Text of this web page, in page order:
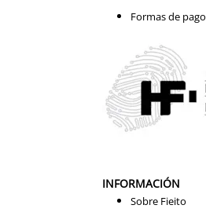
Formas de pago
INFORMACIÓN
Sobre Fieito